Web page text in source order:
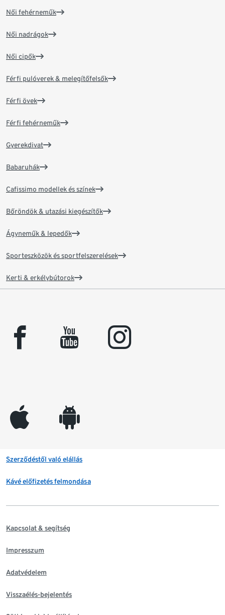
Női fehérneműk
Női nadrágok
Női cipők
Férfi pulóverek & melegítőfelsők
Férfi övek
Férfi fehérneműk
Gyerekdivat
Babaruhák
Cafissimo modellek és színek
Bőröndök & utazási kiegészítők
Ágyneműk & lepedők
Sporteszközök és sportfelszerelések
Kerti & erkélybútorok
facebook youtube instagram
appleinc android
Szerződéstől való elállás
Kávé előfizetés felmondása
Kapcsolat & segítség
Impresszum
Adatvédelem
Visszaélés-bejelentés